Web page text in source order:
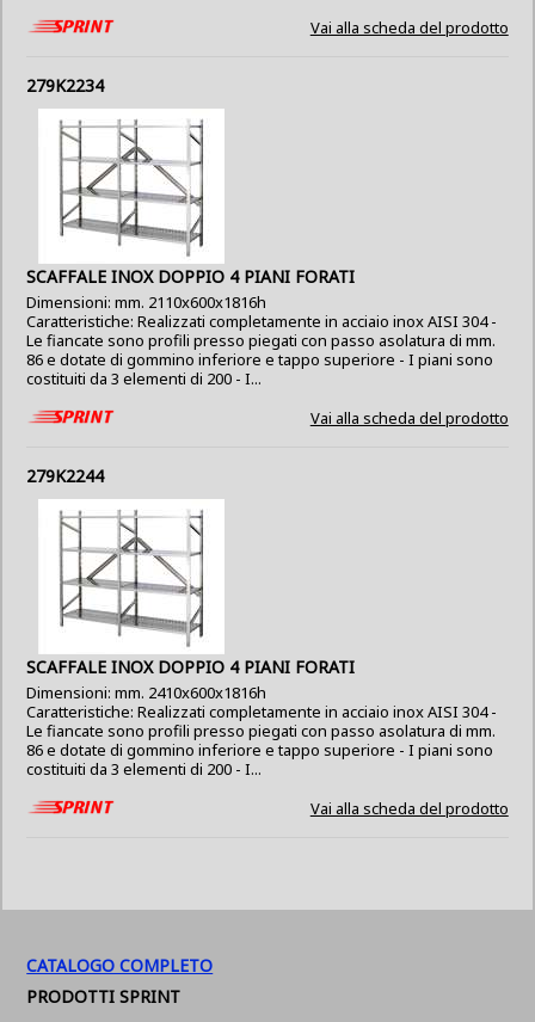
Vai alla scheda del prodotto
279K2234
SCAFFALE INOX DOPPIO 4 PIANI FORATI
Dimensioni: mm. 2110x600x1816h
Caratteristiche: Realizzati completamente in acciaio inox AISI 304 -
Le fiancate sono profili presso piegati con passo asolatura di mm.
86 e dotate di gommino inferiore e tappo superiore - I piani sono
costituiti da 3 elementi di 200 - I...
Vai alla scheda del prodotto
279K2244
SCAFFALE INOX DOPPIO 4 PIANI FORATI
Dimensioni: mm. 2410x600x1816h
Caratteristiche: Realizzati completamente in acciaio inox AISI 304 -
Le fiancate sono profili presso piegati con passo asolatura di mm.
86 e dotate di gommino inferiore e tappo superiore - I piani sono
costituiti da 3 elementi di 200 - I...
Vai alla scheda del prodotto
CATALOGO COMPLETO
PRODOTTI SPRINT